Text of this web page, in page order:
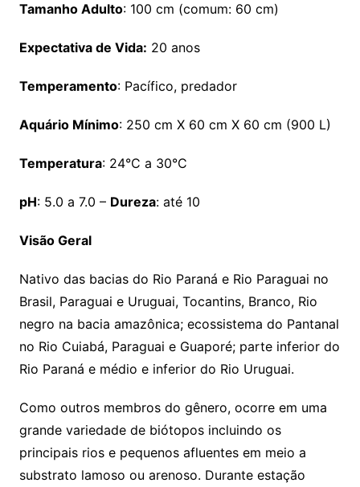
Tamanho Adulto: 100 cm (comum: 60 cm)
Expectativa de Vida: 20 anos
Temperamento: Pacífico, predador
Aquário Mínimo: 250 cm X 60 cm X 60 cm (900 L)
Temperatura: 24°C a 30°C
pH: 5.0 a 7.0 – Dureza: até 10
Visão Geral
Nativo das bacias do Rio Paraná e Rio Paraguai no
Brasil, Paraguai e Uruguai, Tocantins, Branco, Rio
negro na bacia amazônica; ecossistema do Pantanal
no Rio Cuiabá, Paraguai e Guaporé; parte inferior do
Rio Paraná e médio e inferior do Rio Uruguai.
Como outros membros do gênero, ocorre em uma
grande variedade de biótopos incluindo os
principais rios e pequenos afluentes em meio a
substrato lamoso ou arenoso. Durante estação